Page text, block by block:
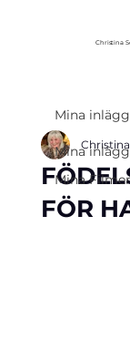
Christina
Mina inlägg
Mina Filmer
Mina inlägg
FÖR